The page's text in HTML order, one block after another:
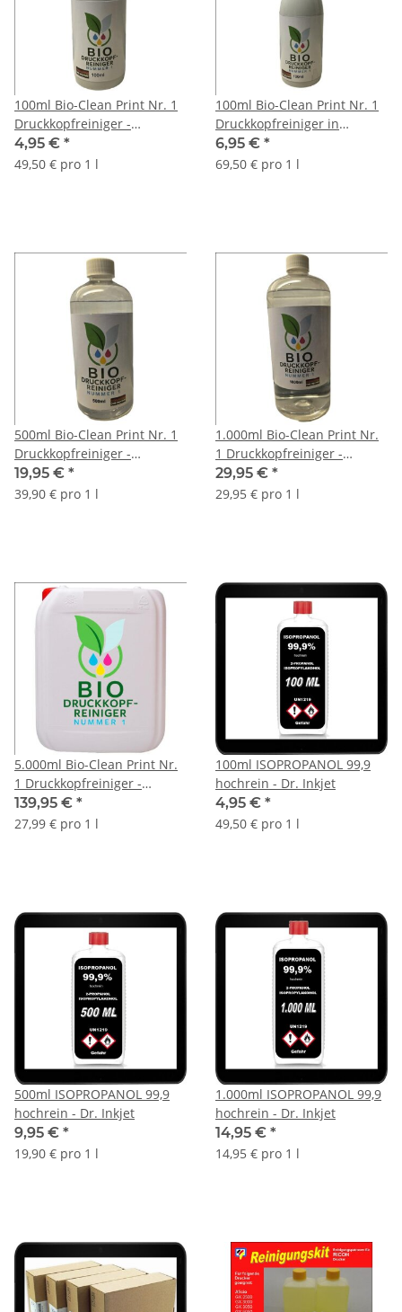
100ml Bio-Clean Print Nr. 1
Druckkopfreiniger -
biologisch abbaubarer
Düsenreiniger
4,95 € *
49,50 € pro 1 l
100ml Bio-Clean Print Nr. 1
Druckkopfreiniger in
Sprühflasche - biologisch
abbaubarer Düsenreiniger -
6,95 € *
69,50 € pro 1 l
500ml Bio-Clean Print Nr. 1
Druckkopfreiniger -
biologisch abbaubarer
Düsenreiniger
19,95 € *
39,90 € pro 1 l
1.000ml Bio-Clean Print Nr.
1 Druckkopfreiniger -
biologisch abbaubarer
Düsenreiniger
29,95 € *
29,95 € pro 1 l
5.000ml Bio-Clean Print Nr.
1 Druckkopfreiniger -
biologisch abbaubarer
Düsenreiniger
139,95 € *
27,99 € pro 1 l
100ml ISOPROPANOL 99,9
hochrein - Dr. Inkjet
4,95 € *
49,50 € pro 1 l
500ml ISOPROPANOL 99,9
hochrein - Dr. Inkjet
9,95 € *
19,90 € pro 1 l
1.000ml ISOPROPANOL 99,9
hochrein - Dr. Inkjet
14,95 € *
14,95 € pro 1 l